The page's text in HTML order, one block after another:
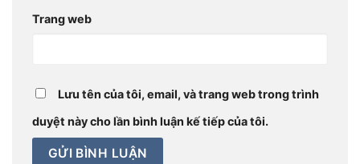
Trang web
Lưu tên của tôi, email, và trang web trong trình
duyệt này cho lần bình luận kế tiếp của tôi.